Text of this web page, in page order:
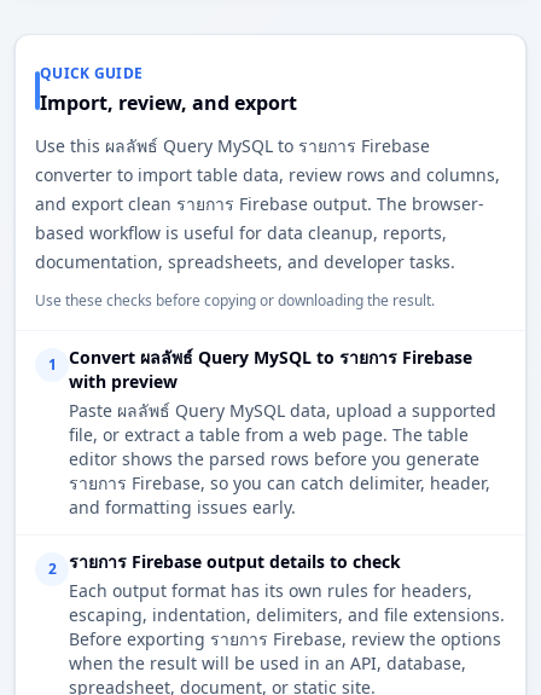
QUICK GUIDE
Import, review, and export
Use this ผลลัพธ์ Query MySQL to รายการ Firebase
converter to import table data, review rows and columns,
and export clean รายการ Firebase output. The browser-
based workflow is useful for data cleanup, reports,
documentation, spreadsheets, and developer tasks.
Use these checks before copying or downloading the result.
1
Convert ผลลัพธ์ Query MySQL to รายการ Firebase
with preview
Paste ผลลัพธ์ Query MySQL data, upload a supported
file, or extract a table from a web page. The table
editor shows the parsed rows before you generate
รายการ Firebase, so you can catch delimiter, header,
and formatting issues early.
2
รายการ Firebase output details to check
Each output format has its own rules for headers,
escaping, indentation, delimiters, and file extensions.
Before exporting รายการ Firebase, review the options
when the result will be used in an API, database,
spreadsheet, document, or static site.